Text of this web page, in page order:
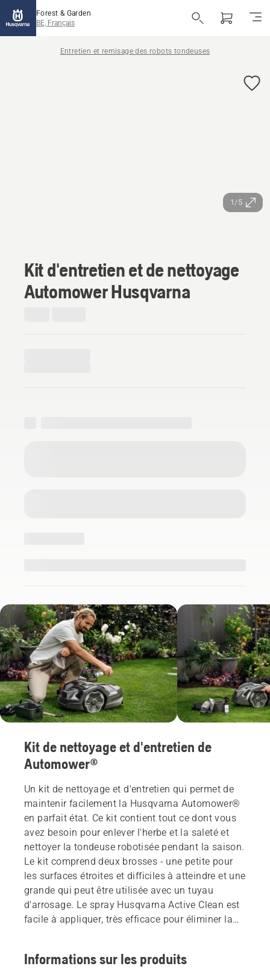
Forest & Garden
BE, Français
Entretien et remisage des robots tondeuses
1/5
Kit d'entretien et de nettoyage
Automower Husqvarna
Kit de nettoyage et d'entretien de
Automower®
Un kit de nettoyage et d'entretien qui permet de
maintenir facilement la Husqvarna Automower®
en parfait état. Ce kit contient tout ce dont vous
avez besoin pour enlever l'herbe et la saleté et
nettoyer la tondeuse robotisée pendant la saison.
Le kit comprend deux brosses - une petite pour
les surfaces étroites et difficiles à atteindre et une
grande qui peut être utilisée avec un tuyau
d'arrosage. Le spray Husqvarna Active Clean est
facile à appliquer, très efficace pour éliminer la
lames sont facilités par les compartiments
Informations sur les produits